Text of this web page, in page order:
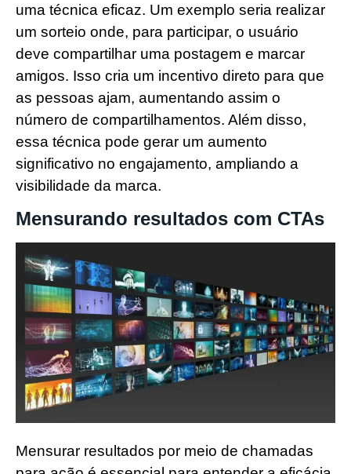
uma técnica eficaz. Um exemplo seria realizar
um sorteio onde, para participar, o usuário
deve compartilhar uma postagem e marcar
amigos. Isso cria um incentivo direto para que
as pessoas ajam, aumentando assim o
número de compartilhamentos. Além disso,
essa técnica pode gerar um aumento
significativo no engajamento, ampliando a
visibilidade da marca.
Mensurando resultados com CTAs
Mensurar resultados por meio de chamadas